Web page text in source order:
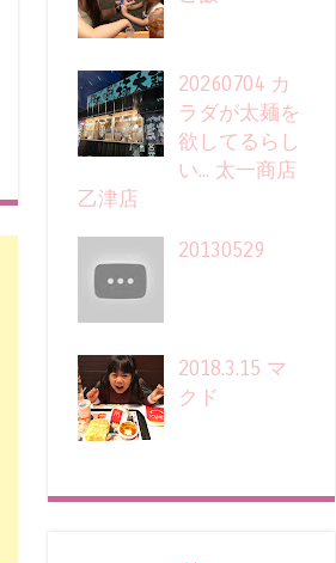
20260704 カ
ラダが太麺を
欲してるらし
い... 太一商店
乙津店
20130529
2018.3.15 マ
クド